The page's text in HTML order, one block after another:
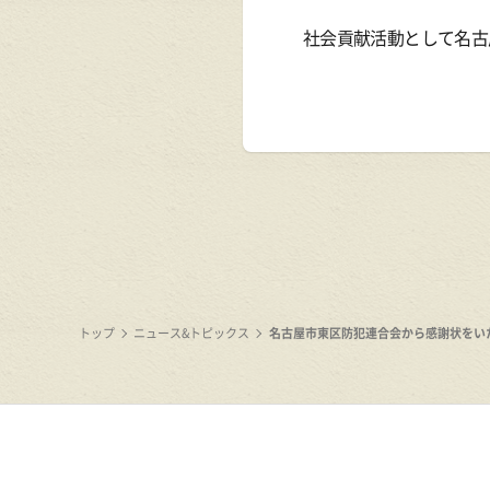
社会貢献活動として名
トップ ニュース&トピックス 名古屋市東区防犯連合会から感謝状を